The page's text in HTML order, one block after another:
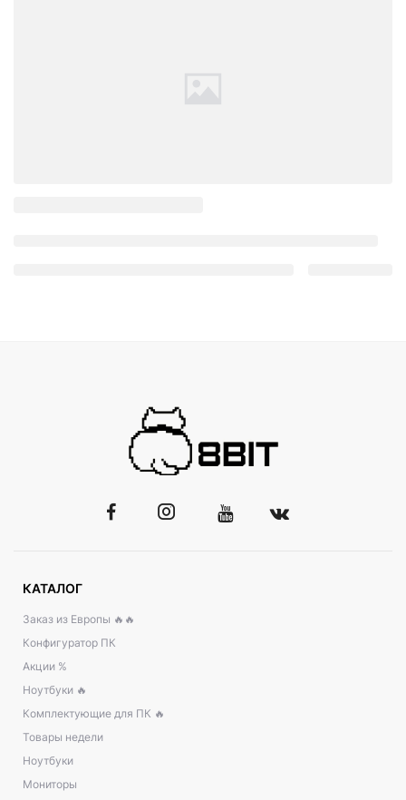
КАТАЛОГ
Заказ из Европы 🔥🔥
Конфигуратор ПК
Акции %
Ноутбуки 🔥
Комплектующие для ПК 🔥
Товары недели
Ноутбуки
Мониторы